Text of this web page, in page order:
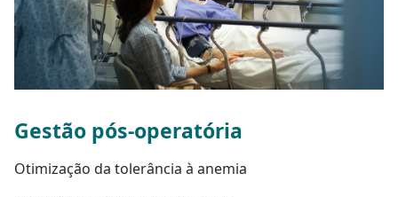
Gestão pós-operatória
Otimização da tolerância à anemia